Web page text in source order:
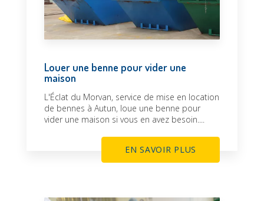
Louer une benne pour vider une
maison
L'Éclat du Morvan, service de mise en location
de bennes à Autun, loue une benne pour
vider une maison si vous en avez besoin....
EN SAVOIR PLUS